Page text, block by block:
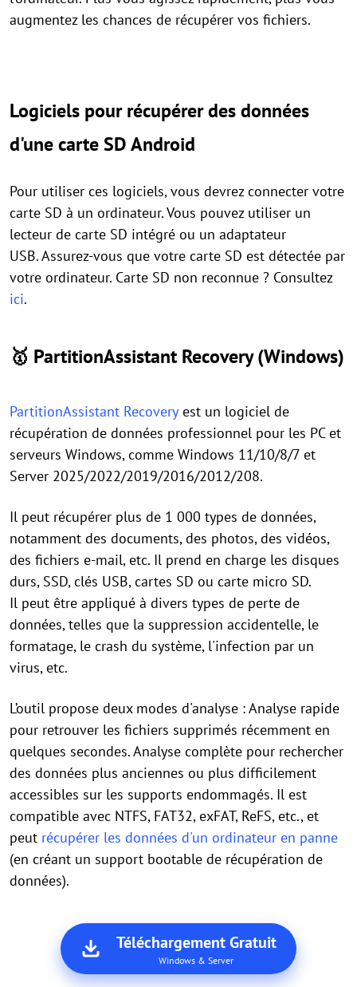
augmentez les chances de récupérer vos fichiers.
Logiciels pour récupérer des données
d'une carte SD Android
Pour utiliser ces logiciels, vous devrez connecter votre
carte SD à un ordinateur. Vous pouvez utiliser un
lecteur de carte SD intégré ou un adaptateur
USB. Assurez-vous que votre carte SD est détectée par
votre ordinateur. Carte SD non reconnue ? Consultez
ici.
🥇 PartitionAssistant Recovery (Windows)
PartitionAssistant Recovery est un logiciel de
récupération de données professionnel pour les PC et
serveurs Windows, comme Windows 11/10/8/7 et
Server 2025/2022/2019/2016/2012/208.
Il peut récupérer plus de 1 000 types de données,
notamment des documents, des photos, des vidéos,
des fichiers e-mail, etc. Il prend en charge les disques
durs, SSD, clés USB, cartes SD ou carte micro SD.
Il peut être appliqué à divers types de perte de
données, telles que la suppression accidentelle, le
formatage, le crash du système, l'infection par un
virus, etc.
L’outil propose deux modes d'analyse : Analyse rapide
pour retrouver les fichiers supprimés récemment en
quelques secondes. Analyse complète pour rechercher
des données plus anciennes ou plus difficilement
accessibles sur les supports endommagés. Il est
compatible avec NTFS, FAT32, exFAT, ReFS, etc., et
peut récupérer les données d'un ordinateur en panne
(en créant un support bootable de récupération de
données).
Téléchargement Gratuit
Windows & Server